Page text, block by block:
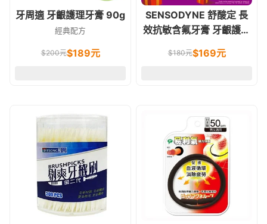
牙周適 牙齦護理牙膏 90g
經典配方
$200元$189元
SENSODYNE 舒酸定 長
效抗敏含氟牙膏 牙齦護理
$180元$169元